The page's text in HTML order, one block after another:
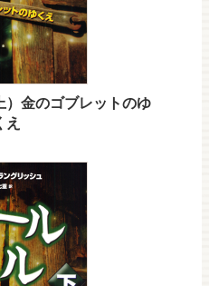
）金のゴブレットのゆ
え